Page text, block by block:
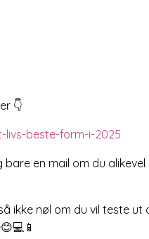
👇
beste-form-i-2025
en mail om du
ikke nøl om du vil teste ut